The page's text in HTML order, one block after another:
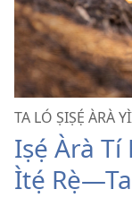
TA LÓ ṢIṢẸ́ ÀRÀ
Iṣẹ́ Àrà Tí
Ìtẹ́